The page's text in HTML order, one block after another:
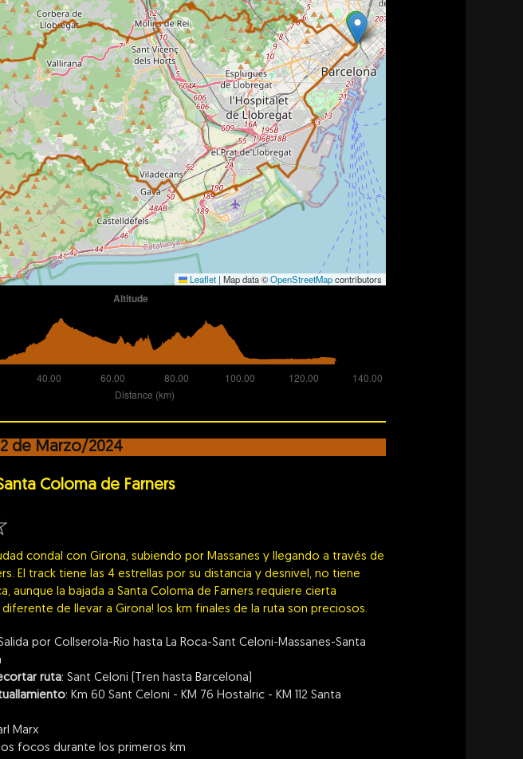
Leaflet | Map data ©OpenStreetMapcontributors
de Marzo/2024
Coloma de Farners
condal con Girona, subiendo por Massanes y llegando a través de
El track tiene las 4 estrellas por su distancia y desnivel, no tiene
aunque la bajada a Santa Coloma de Farners requiere cierta
de llevar a Girona! los km finales de la ruta son preciosos.
por Collserola-Rio hasta La Roca-Sant Celoni-Massanes-Santa
ruta: Sant Celoni (Tren hasta Barcelona)
: Km 60 Sant Celoni - KM 76 Hostalric - KM 112 Santa
Marx
focos durante los primeros km